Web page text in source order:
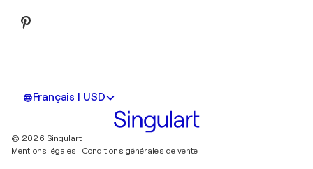
Français | USD
© 2026 Singulart
Mentions légales. Conditions générales de vente